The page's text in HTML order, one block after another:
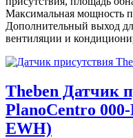
Максимальная мощность
Дополнительный выход
вентиляции и
Theben Датчик
PlanoCentro
EWH)